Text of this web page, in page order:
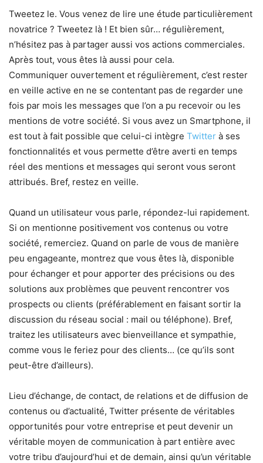
Tweetez le. Vous venez de lire une étude particulièrement
novatrice ? Tweetez là ! Et bien sûr… régulièrement,
n’hésitez pas à partager aussi vos actions commerciales.
Après tout, vous êtes là aussi pour cela.
Communiquer ouvertement et régulièrement, c’est rester
en veille active en ne se contentant pas de regarder une
fois par mois les messages que l’on a pu recevoir ou les
mentions de votre société. Si vous avez un Smartphone, il
est tout à fait possible que celui-ci intègre Twitter à ses
fonctionnalités et vous permette d’être averti en temps
réel des mentions et messages qui seront vous seront
attribués. Bref, restez en veille.
Quand un utilisateur vous parle, répondez-lui rapidement.
Si on mentionne positivement vos contenus ou votre
société, remerciez. Quand on parle de vous de manière
peu engageante, montrez que vous êtes là, disponible
pour échanger et pour apporter des précisions ou des
solutions aux problèmes que peuvent rencontrer vos
prospects ou clients (préférablement en faisant sortir la
discussion du réseau social : mail ou téléphone). Bref,
traitez les utilisateurs avec bienveillance et sympathie,
comme vous le feriez pour des clients… (ce qu’ils sont
peut-être d’ailleurs).
Lieu d’échange, de contact, de relations et de diffusion de
contenus ou d’actualité, Twitter présente de véritables
opportunités pour votre entreprise et peut devenir un
véritable moyen de communication à part entière avec
votre tribu d’aujourd’hui et de demain, ainsi qu’un véritable